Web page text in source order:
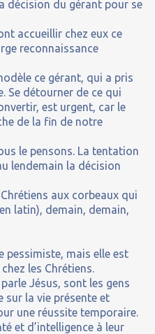
décision du gérant pour se
accueillir chez eux ce
reconnaissance
ce gérant, qui a pris
Se détourner de ce qui
est urgent, car le
de la fin de notre
le pensons. La tentation
lendemain la décision
aux corbeaux qui
latin), demain, demain,
pessimiste, mais elle est
les Chrétiens.
Jésus, sont les gens
sur la vie présente et
une réussite temporaire.
et d’intelligence à leur